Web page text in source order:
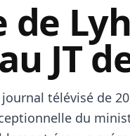
JT
télévisé de
du